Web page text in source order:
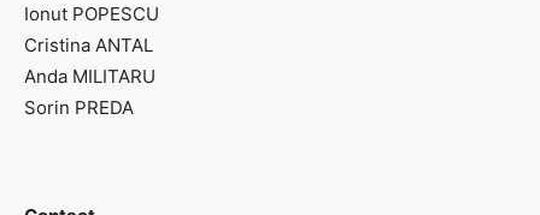
Ionut POPESCU
Cristina ANTAL
Anda MILITARU
Sorin PREDA